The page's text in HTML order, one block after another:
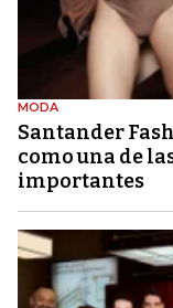
MODA
Santander
como una de
importantes